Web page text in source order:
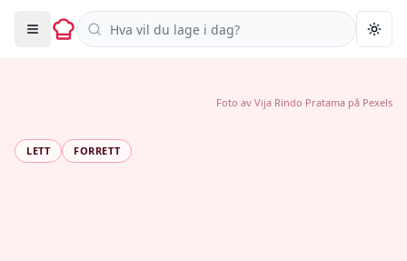
Søk i oppskrifter
LETT FORRETT
Foto av Vija Rindo Pratama på Pexels